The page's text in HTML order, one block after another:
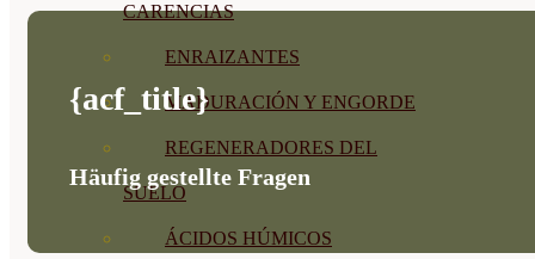
CARENCIAS
ENRAIZANTES
MADURACIÓN Y ENGORDE
REGENERADORES DEL
SUELO
ÁCIDOS HÚMICOS
{acf_title}
Häufig gestellte Fragen